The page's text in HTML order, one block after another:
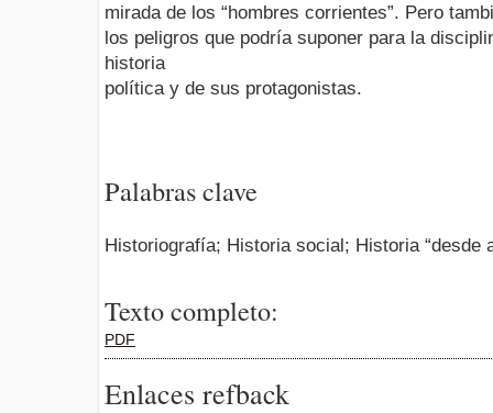
mirada de los “hombres corrientes”. Pero
los peligros que podría suponer para la
historia
política y de sus protagonistas.
Palabras clave
Historiografía; Historia social; Historia “desde
Texto completo:
PDF
Enlaces refback